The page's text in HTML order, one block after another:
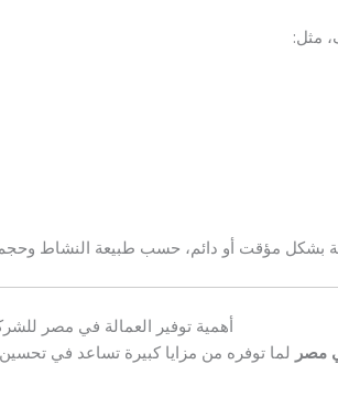
مثل:
بشكل مؤقت أو دائم، حسب طبيعة النشاط
أهمية توفير العمالة في مصر
مصر لما توفره من مزايا كبيرة تساعد في تحسين